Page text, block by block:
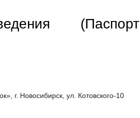
(Паспорт
г. Новосибирск, ул. Котовского-10